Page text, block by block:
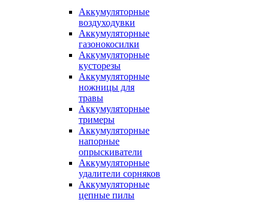
Аккумуляторные
воздуходувки
Аккумуляторные
газонокосилки
Аккумуляторные
кусторезы
Аккумуляторные
ножницы для
травы
Аккумуляторные
тримеры
Аккумуляторные
напорные
опрыскиватели
Аккумуляторные
удалители сорняков
Аккумуляторные
цепные пилы